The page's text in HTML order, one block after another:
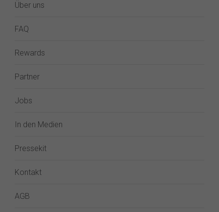
Über uns
FAQ
Rewards
Partner
Jobs
In den Medien
Pressekit
Kontakt
AGB